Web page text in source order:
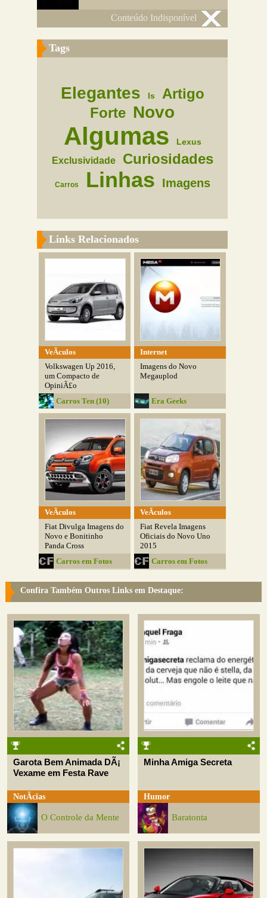
Conteúdo Indisponível
Tags
Elegantes Is
Artigo
Forte Novo
Algumas Lexus
Exclusividade Curiosidades
Carros Linhas Imagens
Links Relacionados
VeÃ­culos
Volkswagen Up 2016,
um Compacto de
OpiniÃ£o
Carros Ten (10)
Internet
Imagens do Novo
Megauplod
Era Geeks
VeÃ­culos
Fiat Divulga Imagens do
Novo e Bonitinho
Panda Cross
Carros em Fotos
VeÃ­culos
Fiat Revela Imagens
Oficiais do Novo Uno
2015
Carros em Fotos
Confira Também Outros Links em Destaque:
Garota Bem Animada DÃ¡
Vexame em Festa Rave
NotÃ­cias
O Controle da Mente
Minha Amiga Secreta
Humor
Baratonta